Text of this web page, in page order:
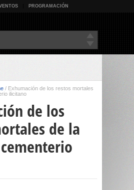
PROGRAMACIÓN
/ Exhumación de los restos mortales
ilicitano
de los
de la